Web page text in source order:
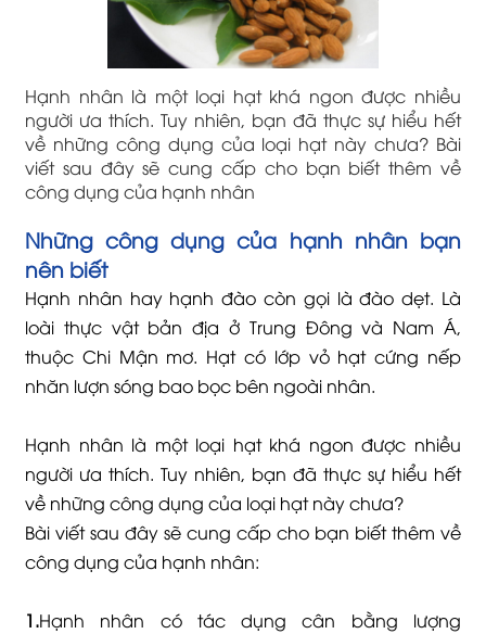
Hạnh nhân là một loại hạt khá ngon được nhiều
người ưa thích. Tuy nhiên, bạn đã thực sự hiểu hết
về những công dụng của loại hạt này chưa? Bài
viết sau đây sẽ cung cấp cho bạn biết thêm về
công dụng của hạnh nhân
Những công dụng của hạnh nhân bạn
nên biết
Hạnh nhân hay hạnh đào còn gọi là đào dẹt. Là
loài thực vật bản địa ở Trung Đông và Nam Á,
thuộc Chi Mận mơ. Hạt có lớp vỏ hạt cứng nếp
nhăn lượn sóng bao bọc bên ngoài nhân.
Hạnh nhân là một loại hạt khá ngon được nhiều
người ưa thích. Tuy nhiên, bạn đã thực sự hiểu hết
về những công dụng của loại hạt này chưa?
Bài viết sau đây sẽ cung cấp cho bạn biết thêm về
công dụng của hạnh nhân:
1.Hạnh nhân có tác dụng cân bằng lượng